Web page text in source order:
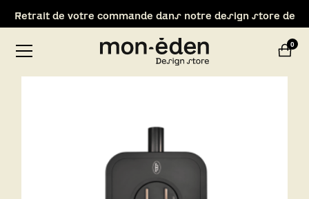
Retrait de votre commande dans notre design store de
Lyon-Brignais 0